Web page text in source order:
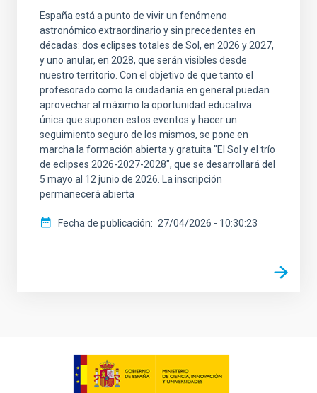
España está a punto de vivir un fenómeno
astronómico extraordinario y sin precedentes en
décadas: dos eclipses totales de Sol, en 2026 y 2027,
y uno anular, en 2028, que serán visibles desde
nuestro territorio. Con el objetivo de que tanto el
profesorado como la ciudadanía en general puedan
aprovechar al máximo la oportunidad educativa
única que suponen estos eventos y hacer un
seguimiento seguro de los mismos, se pone en
marcha la formación abierta y gratuita "El Sol y el trío
de eclipses 2026-2027-2028", que se desarrollará del
5 mayo al 12 junio de 2026. La inscripción
permanecerá abierta
Fecha de publicación 27/04/2026 - 10:30:23